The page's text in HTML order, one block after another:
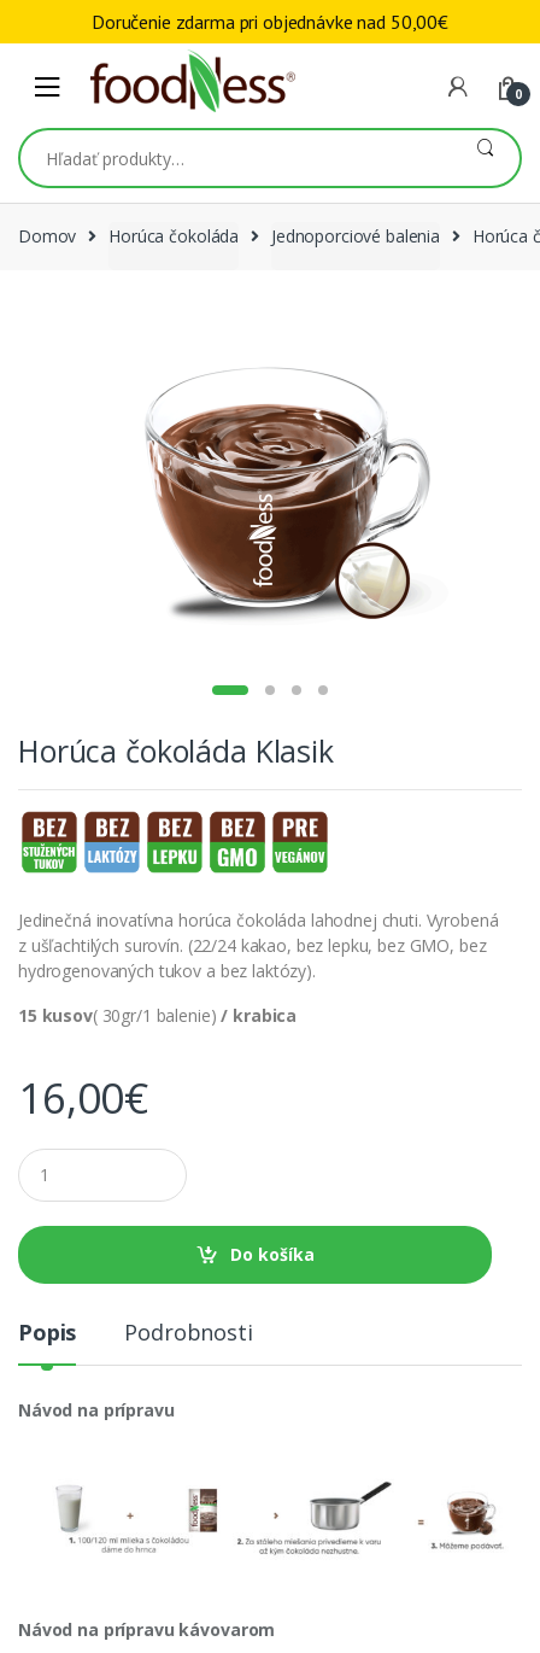
Skip to navigation
Skip to content
0
Hľadať:
Domov Horúca čokoláda Jednoporciové balenia Horúca
Horúca čokoláda Klasik
Jedinečná inovatívna horúca čokoláda lahodnej chuti. Vyrobená
z ušľachtilých surovín. (22/24 kakao, bez lepku, bez GMO, bez
hydrogenovaných tukov a bez laktózy).
15 kusov( 30gr/1 balenie) / krabica
16,00€
M
n
o
s
t
Do košíka
Popis Podrobnosti
Návod na prípravu
Návod na prípravu kávovarom
Doručenie zdarma pri objednávke nad 50,00€